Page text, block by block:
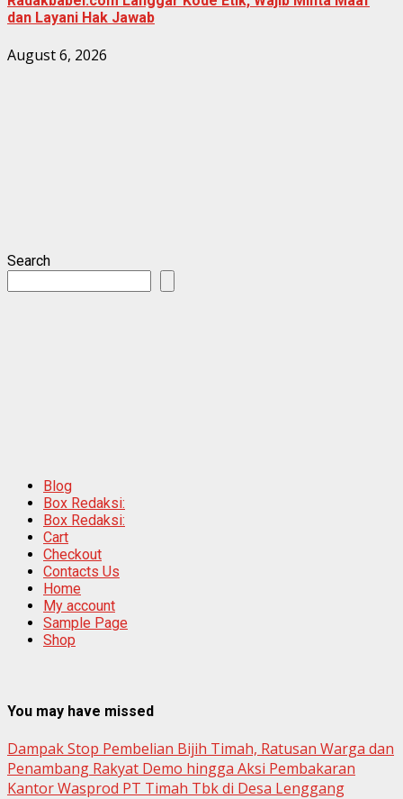
dan Layani Hak Jawab
August 6, 2026
Search
Blog
Box Redaksi:
Box Redaksi:
Cart
Checkout
Contacts Us
Home
My account
Sample Page
Shop
You may have missed
Dampak Stop Pembelian Bijih Timah, Ratusan Warga dan
Penambang Rakyat Demo hingga Aksi Pembakaran
Kantor Wasprod PT Timah Tbk di Desa Lenggang